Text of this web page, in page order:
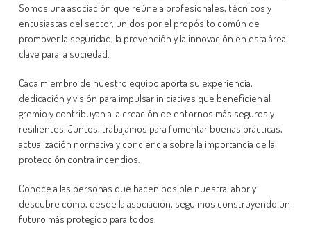
Somos una asociación que reúne a profesionales, técnicos y
entusiastas del sector, unidos por el propósito común de
promover la seguridad, la prevención y la innovación en esta área
clave para la sociedad.
Cada miembro de nuestro equipo aporta su experiencia,
dedicación y visión para impulsar iniciativas que beneficien al
gremio y contribuyan a la creación de entornos más seguros y
resilientes. Juntos, trabajamos para fomentar buenas prácticas,
actualización normativa y conciencia sobre la importancia de la
protección contra incendios.
Conoce a las personas que hacen posible nuestra labor y
descubre cómo, desde la asociación, seguimos construyendo un
futuro más protegido para todos.